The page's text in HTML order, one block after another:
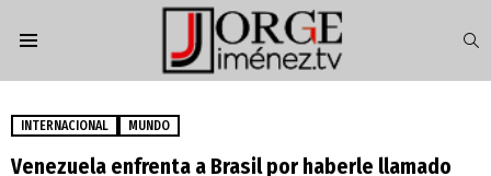
INTERNACIONAL MUNDO
Venezuela enfrenta a Brasil por haberle llamado